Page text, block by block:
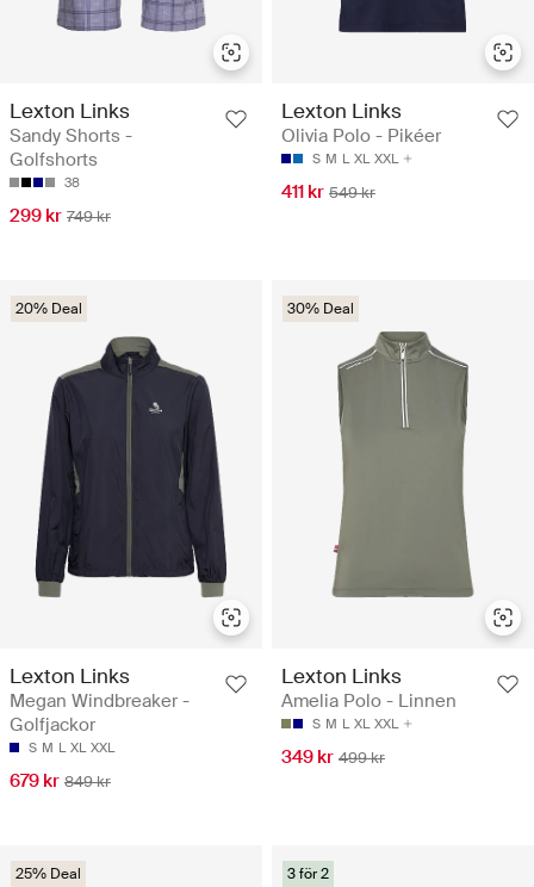
Lexton Links
Sandy Shorts -
Golfshorts
38
299 kr 749 kr
Lexton Links
Olivia Polo - Pikéer
S M L XL XXL
411 kr 549 kr
20% Deal
Lexton Links
Megan Windbreaker -
Golfjackor
S M L XL XXL
679 kr 849 kr
30% Deal
Lexton Links
Amelia Polo - Linnen
S M L XL XXL
349 kr 499 kr
25% Deal 3 för 2